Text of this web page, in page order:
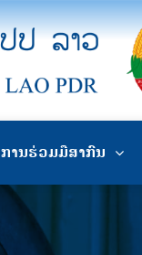
ການຮ່ວມມືສາກົນ